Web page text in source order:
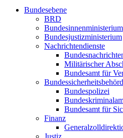
Bundesebene
BRD
Bundesinnenministerium
Bundesjustizministerium
Nachrichtendienste
Militärischer
Bundesamt für
Bundespolizei
Bundesamt für
Finanz
Justiz